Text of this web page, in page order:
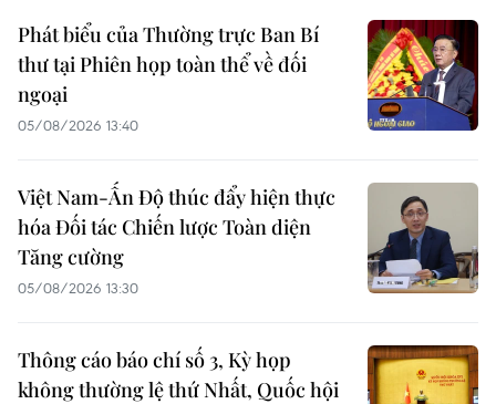
Phát biểu của Thường trực Ban Bí
thư tại Phiên họp toàn thể về đối
ngoại
05/08/2026 13:40
Việt Nam-Ấn Độ thúc đẩy hiện thực
hóa Đối tác Chiến lược Toàn diện
Tăng cường
05/08/2026 13:30
Thông cáo báo chí số 3, Kỳ họp
không thường lệ thứ Nhất, Quốc hội